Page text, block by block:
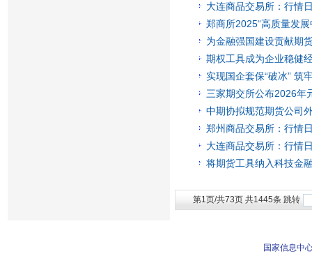
大连商品交易所：行情
郑商所2025“高质量发
为金融强国建设贡献期
期权工具成为企业稳健
实现国企套保“破冰” 筑
三家期交所公布2026年
中期协拟规范期货公司
郑州商品交易所：行情
大连商品交易所：行情
将期货工具纳入科技金
第1页/共73页 共1445条 跳转
国家信息中